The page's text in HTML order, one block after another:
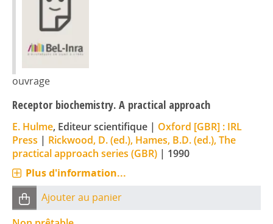
ouvrage
Receptor biochemistry. A practical approach
E. Hulme, Editeur scientifique | Oxford [GBR] : IRL
Press | Rickwood, D. (ed.), Hames, B.D. (ed.), The
practical approach series (GBR) | 1990
Plus d'information...
Ajouter au panier